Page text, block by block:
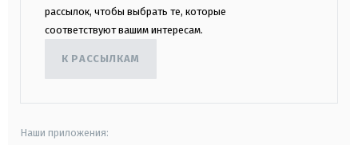
рассылок, чтобы выбрать те, которые
соответствуют вашим интересам.
К РАССЫЛКАМ
Наши приложения: